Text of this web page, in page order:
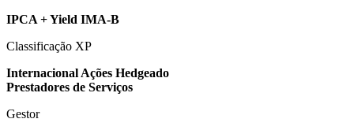
IPCA + Yield IMA-B
Classificação XP
Internacional Ações Hedgeado
Prestadores de Serviços
Gestor